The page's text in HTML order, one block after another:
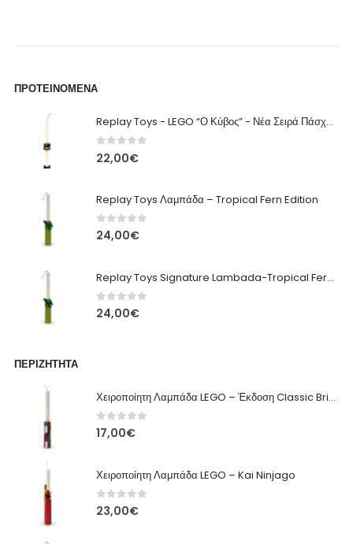
ΠΡΟΤΕΙΝΌΜΕΝΑ
Replay Toys - LEGO “Ο Κύβος” - Νέα Σειρά Πάσχα 2026 Λαμπάδα
0out of 5
22,00€
Replay Toys Λαμπάδα – Tropical Fern Edition
0 out of 5
24,00€
Replay Toys Signature Lambada-Tropical Fern edition 2026
0 out of 5
24,00€
ΠΕΡΙΖΉΤΗΤΑ
Χειροποίητη Λαμπάδα LEGO – Έκδοση Classic Brick
0out of 5
17,00€
Χειροποίητη Λαμπάδα LEGO – Kai Ninjago
0out of 5
23,00€